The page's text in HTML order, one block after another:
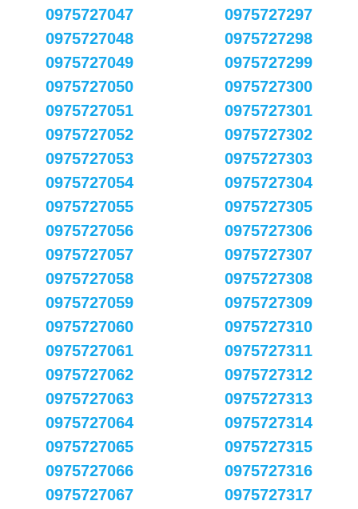
0975727047
0975727048
0975727049
0975727050
0975727051
0975727052
0975727053
0975727054
0975727055
0975727056
0975727057
0975727058
0975727059
0975727060
0975727061
0975727062
0975727063
0975727064
0975727065
0975727066
0975727067
0975727297
0975727298
0975727299
0975727300
0975727301
0975727302
0975727303
0975727304
0975727305
0975727306
0975727307
0975727308
0975727309
0975727310
0975727311
0975727312
0975727313
0975727314
0975727315
0975727316
0975727317